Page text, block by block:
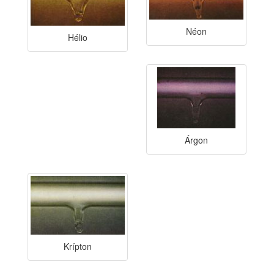
Hélio Néon
Árgon
Krípton